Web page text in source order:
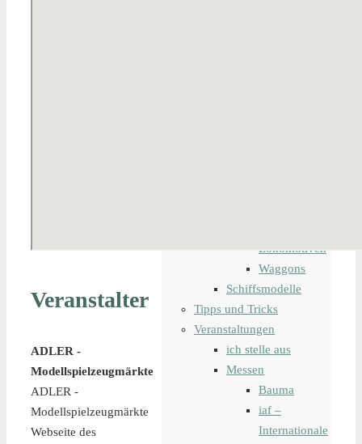
Veranstalter
ADLER -
Modellspielzeugmärkte
ADLER -
Modellspielzeugmärkte
Webseite des
Lokomotiven
Waggons
Schiffsmodelle
Tipps und Tricks
Veranstaltungen
ich stelle aus
Messen
Bauma
iaf –
Internationale